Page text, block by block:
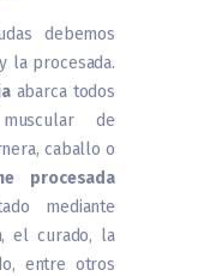
debemos
la procesada.
abarca todos
de
caballo o
procesada
mediante
el curado, la
entre otros